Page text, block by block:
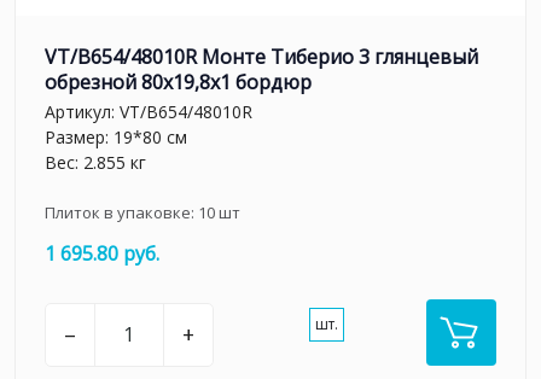
VT/B654/48010R Монте Тиберио 3 глянцевый
обрезной 80x19,8x1 бордюр
Артикул: VT/B654/48010R
Размер: 19*80 см
Вес: 2.855 кг
Плиток в упаковке: 10шт
1 695.80 руб.
– + шт.